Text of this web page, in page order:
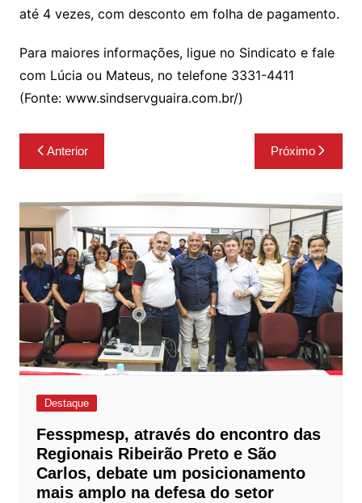
até 4 vezes, com desconto em folha de pagamento.
Para maiores informações, ligue no Sindicato e fale
com Lúcia ou Mateus, no telefone 3331-4411
(Fonte: www.sindservguaira.com.br/)
Navegação
de
Anterior Próximo
Destaque
Fesspmesp, através do encontro das
Regionais Ribeirão Preto e São
Carlos, debate um posicionamento
mais amplo na defesa do setor